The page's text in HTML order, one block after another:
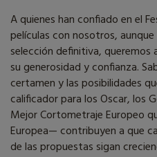
A quienes han confiado en el
películas con nosotros,
selección definitiva,
su generosidad y confianza.
certamen y las posibilidades
calificador para los Oscar, los
Mejor Cortometraje Europeo
Europea— contribuyen a que
de las propuestas sigan